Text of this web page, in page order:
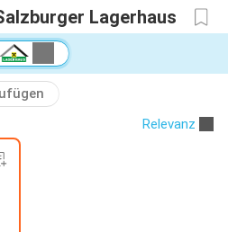
Lagerhaus
Relevanz